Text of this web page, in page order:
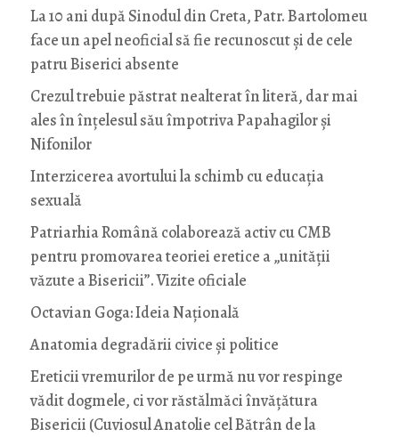
La 10 ani după Sinodul din Creta, Patr. Bartolomeu
face un apel neoficial să fie recunoscut și de cele
patru Biserici absente
Crezul trebuie păstrat nealterat în literă, dar mai
ales în înțelesul său împotriva Papahagilor și
Nifonilor
Interzicerea avortului la schimb cu educaţia
sexuală
Patriarhia Română colaborează activ cu CMB
pentru promovarea teoriei eretice a „unității
văzute a Bisericii”. Vizite oficiale
Octavian Goga: Ideia Naţională
Anatomia degradării civice și politice
Ereticii vremurilor de pe urmă nu vor respinge
vădit dogmele, ci vor răstălmăci învățătura
Bisericii (Cuviosul Anatolie cel Bătrân de la